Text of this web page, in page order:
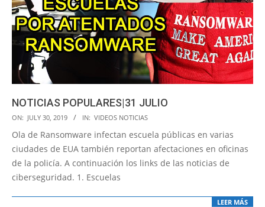
NOTICIAS POPULARES|31 JULIO
2019-
07-
30
ON: JULY 30, 2019 IN: VIDEOS NOTICIAS
Ola de Ransomware infectan escuela públicas en varias
ciudades de EUA también reportan afectaciones en oficinas
de la policía. A continuación los links de las noticias de
ciberseguridad. 1. Escuelas
LEER MÁS